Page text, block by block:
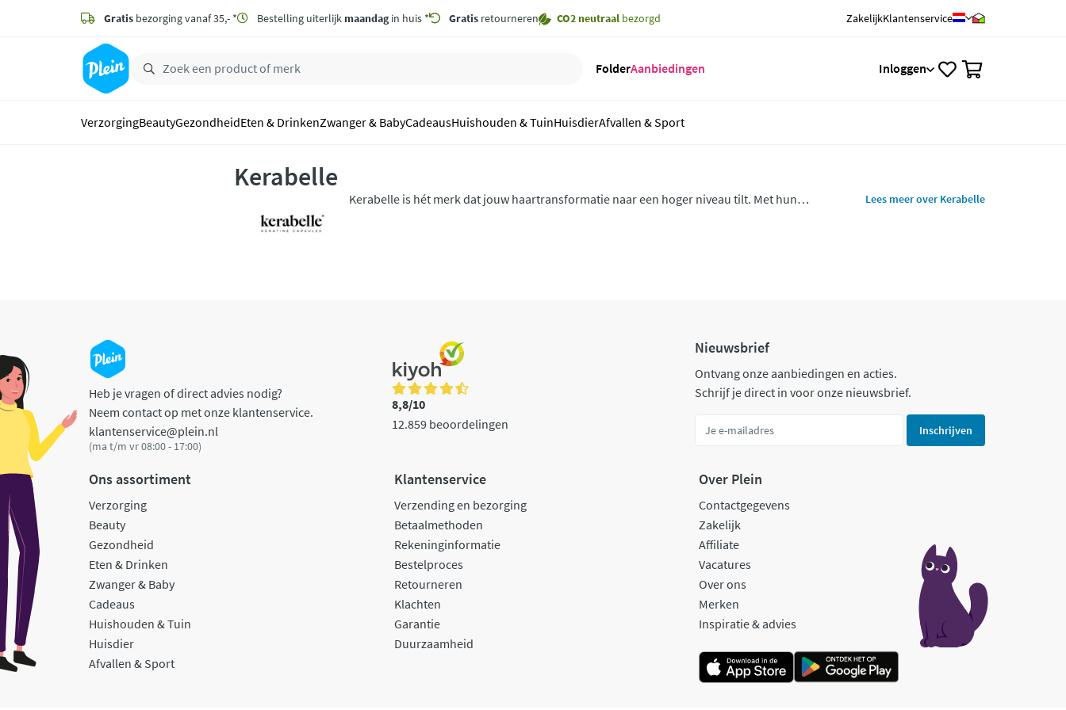
zoeken
hoofdinhoud
Gratis bezorging vanaf 35,- * Bestelling uiterlijk maandagin huis * Gratis retourneren CO2 neutraal bezorgd ZakelijkKlantenservice
FolderAanbiedingen Inloggen
VerzorgingBeautyGezondheidEten & DrinkenZwanger & BabyCadeausHuishouden & TuinHuisdierAfvallen & Sport
Kerabelle
Kerabelle is hét merk dat jouw haartransformatie naar een hoger niveau tilt. Met hun
Lees meer over Kerabelle
Heb je vragen of direct advies nodig?
Neem contact op met onze klantenservice.
klantenservice@plein.nl
(ma t/m vr 08:00 - 17:00)
8,8/10
12.859 beoordelingen
Nieuwsbrief
Ontvang onze aanbiedingen en acties.
Schrijf je direct in voor onze nieuwsbrief.
Inschrijven
Ons assortiment
Verzorging
Beauty
Gezondheid
Eten & Drinken
Zwanger & Baby
Cadeaus
Huishouden & Tuin
Huisdier
Afvallen & Sport
Klantenservice
Verzending en bezorging
Betaalmethoden
Rekeninginformatie
Bestelproces
Retourneren
Klachten
Garantie
Duurzaamheid
Over Plein
Contactgegevens
Zakelijk
Affiliate
Vacatures
Over ons
Merken
Inspiratie & advies